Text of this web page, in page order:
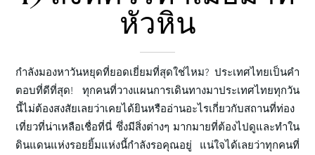
หัวหิน
กำลังมองหาวันหยุดที่ยอดเยี่ยมที่สุดใช่ไหม? ประเทศไทยเป็นคำ
ตอบที่ดีที่สุด! ทุกคนที่วางแผนการเดินทางมาประเทศไทยทุกวัน
นี้ไม่ต้องสงสัยเลยว่าเคยได้ยินหรืออ่านอะไรเกี่ยวกับสถานที่ท่อง
เที่ยวที่น่าเหลือเชื่อที่นี่ ซึ่งมีสิ่งต่างๆ มากมายที่ต้องไปดูและทำใน
ดินแดนแห่งรอยยิ้มแห่งนี้กำลังรอคุณอยู่ แน่ใจได้เลยว่าทุกคนที่